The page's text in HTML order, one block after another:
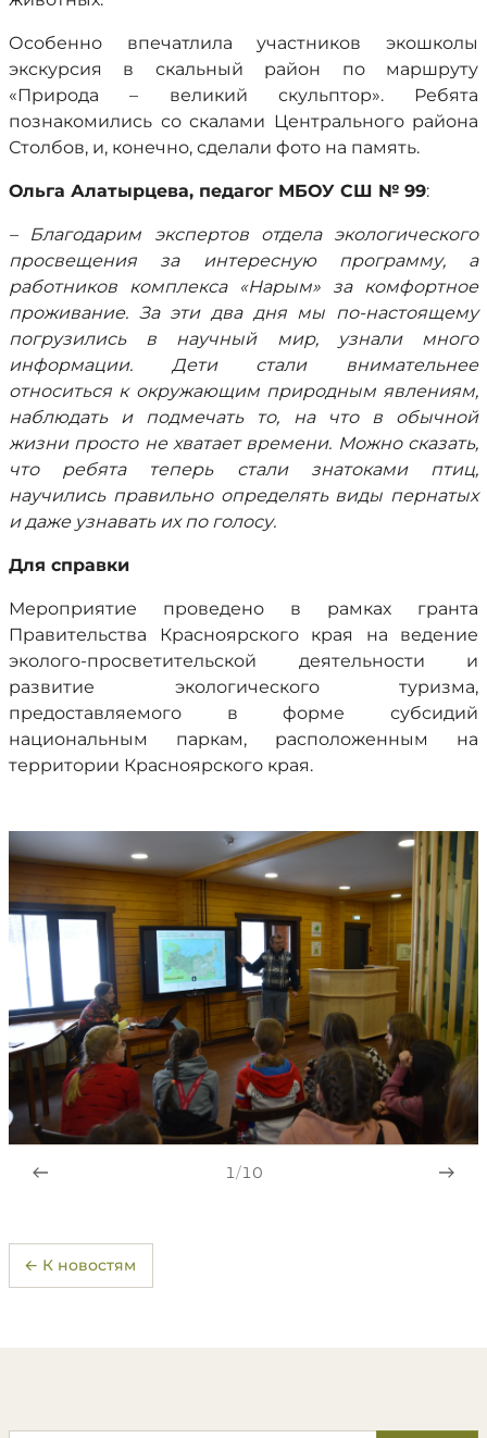
Особенно впечатлила участников экошколы
экскурсия в скальный район по маршруту
«Природа – великий скульптор». Ребята
познакомились со скалами Центрального района
Столбов, и, конечно, сделали фото на память.
Ольга Алатырцева, педагог МБОУ СШ № 99:
– Благодарим экспертов отдела экологического
просвещения за интересную программу, а
работников комплекса «Нарым» за комфортное
проживание. За эти два дня мы по-настоящему
погрузились в научный мир, узнали много
информации. Дети стали внимательнее
относиться к окружающим природным явлениям,
наблюдать и подмечать то, на что в обычной
жизни просто не хватает времени. Можно сказать,
что ребята теперь стали знатоками птиц,
научились правильно определять виды пернатых
и даже узнавать их по голосу.
Для справки
Мероприятие проведено в рамках гранта
Правительства Красноярского края на ведение
эколого-просветительской деятельности и
развитие экологического туризма,
предоставляемого в форме субсидий
национальным паркам, расположенным на
территории Красноярского края.
1/10
← К новостям